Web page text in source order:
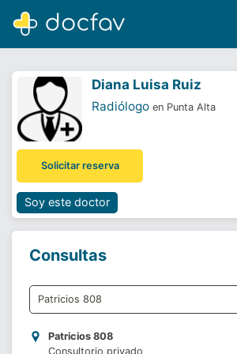
Software para clínicas
¿Eres un doctor?
Diana Luisa Ruiz
Radiólogo en Punta Alta
Solicitar reserva
Soy este doctor
Consultas
Patricios 808
Consultorio privado